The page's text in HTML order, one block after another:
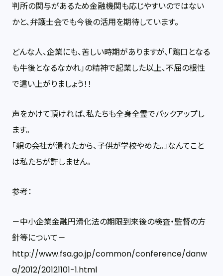
判所の関与があるため金融機関も応じやすいのではない
かと、弁護士会でも今後の活用を期待しています。
どんな人、企業にも、苦しい時期がありますが、「鶏口となる
も牛後となるなかれ」の精神で起業した以上、不屈の根性
で這い上がりましょう！！
声をかけて頂ければ、私たちも全身全霊でバックアップし
ます。
「親の会社が潰れたから、子供が学校やめた。」なんてこと
は私たちが許しません。
参考：
－中小企業金融円滑化法の期限到来後の検査・監督の方
針等について－
http://www.fsa.go.jp/common/conference/danw
a/2012/20121101-1.html